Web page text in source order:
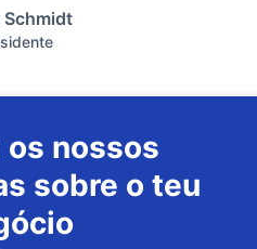
Schmidt
os nossos
sobre o teu